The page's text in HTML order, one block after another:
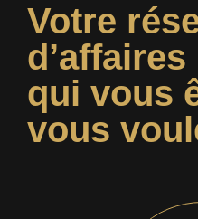
Votre
qui vous
vous